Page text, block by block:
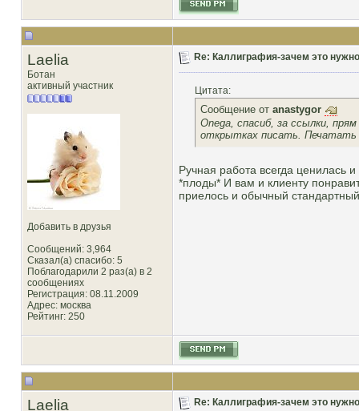
Laelia
Ботан
активный участник
Добавить в друзья
Сообщений: 3,964
Сказал(а) спасибо: 5
Поблагодарили 2 раз(а) в 2
сообщениях
Регистрация: 08.11.2009
Адрес: москва
Рейтинг: 250
Re: Каллиграфия-зачем это
Цитата:
Сообщение от anastygor
Onega, спасиб, за ссылки,
открытках писать. Печатать
Ручная работа всегда ценилась
*плоды* И вам и клиенту
приелось и обычный
Laelia Re: Каллиграфия-зачем это